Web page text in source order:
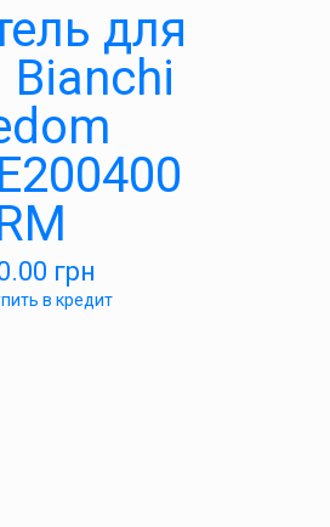
для
грн
в кредит